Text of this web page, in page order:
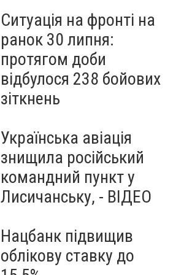
Ситуація на фронті на
ранок 30 липня:
протягом доби
відбулося 238 бойових
зіткнень
Українська авіація
знищила російський
командний пункт у
Лисичанську, - ВІДЕО
Нацбанк підвищив
облікову ставку до